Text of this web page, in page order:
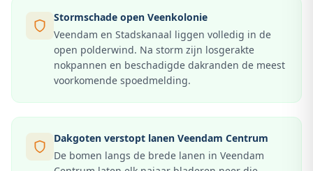
Stormschade open Veenkolonie
Veendam en Stadskanaal liggen volledig in de
open polderwind. Na storm zijn losgerakte
nokpannen en beschadigde dakranden de meest
voorkomende spoedmelding.
Dakgoten verstopt lanen Veendam Centrum
De bomen langs de brede lanen in Veendam